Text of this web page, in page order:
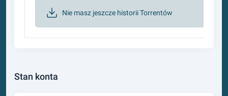
Nie masz jeszcze historii Torrentów
Stan konta